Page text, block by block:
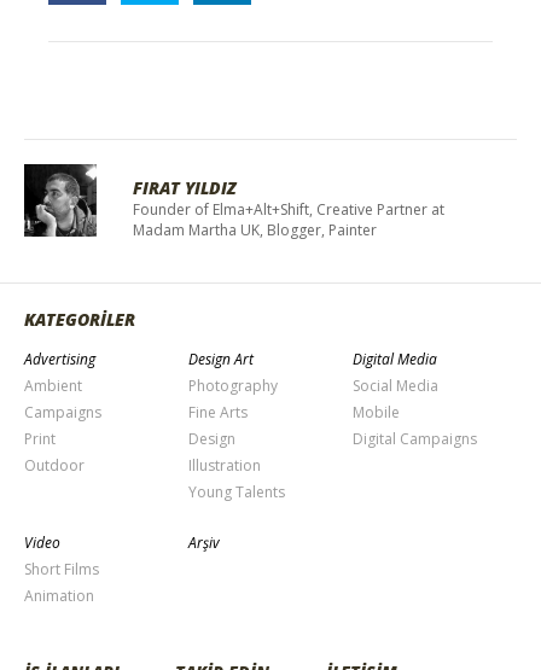
FIRAT YILDIZ
Founder of Elma+Alt+Shift, Creative Partner at
Madam Martha UK, Blogger, Painter
KATEGORİLER
Advertising
Ambient
Campaigns
Print
Outdoor
Design Art
Photography
Fine Arts
Design
Illustration
Young Talents
Digital Media
Social Media
Mobile
Digital Campaigns
Video
Short Films
Animation
Arşiv